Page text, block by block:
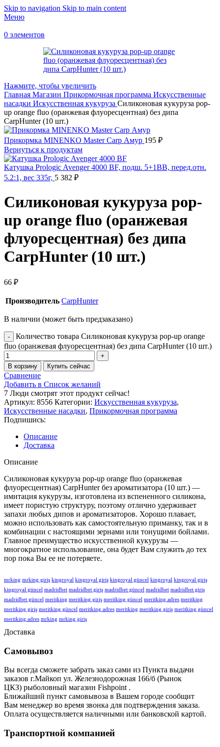
Skip to navigation Skip to main content
Меню
0 элементов
Нажмите, чтобы увеличить
Главная Магазин Прикормочная программа Искусственные
насадки Искусственная кукуруза Силиконовая кукуруза pop-
up orange fluo (оранжевая флуоресцентная) без дипа
CarpHunter (10 шт.)
Прикормка MINENKO Master Carp Амур 195 ₽
Вернуться к продуктам
Катушка Prologic Avenger 4000 BF, подш. 5+1BB, перед.отн.
5.2:1, вес 335г, 5 382 ₽
Силиконовая кукуруза pop-
up orange fluo (оранжевая
флуоресцентная) без дипа
CarpHunter (10 шт.)
66 ₽
Производитель CarpHunter
В наличии (может быть предзаказано)
Количество товара Силиконовая кукуруза pop-up orange
fluo (оранжевая флуоресцентная) без дипа CarpHunter (10 шт.)
В корзину Купить сейчас
Сравнение
Добавить в Список желаний
7 Люди смотрят этот продукт сейчас!
Артикул: 8556 Категории: Искусственная кукуруза,
Искусственные насадки, Прикормочная программа
Подпишись:
Описание
Доставка
Описание
Силиконовая кукуруза pop-up orange fluo (оранжевая
флуоресцентная) CarpHunter без ароматизатора (10 шт.) —
имитация кукурузы, изготовлена из вспененного силикона,
имеет пористую структуру, поэтому отлично удерживает
запахи любых дипов и ароматизаторов. Хорошо плавает,
можно использовать как самостоятельную приманку, так и в
комбинации с настоящими зернами или тонущими бойлами.
Главное преимущество искусственной кукурузы —
многократное использование, она будет Вам служить до тех
пор пока Вы ее не потеряете.
mrking mrking giriş kingroyal kingroyal giriş kingroyal güncel kingroyal kingroyal giriş
kingroyal güncel madridbet madridbet giriş madridbet güncel madridbet madridbet giriş
madridbet güncel meritking meritking giriş meritking güncel meritking adres meritking
meritking giriş meritking güncel meritking adres meritking meritking giriş meritking güncel
meritking adres mrking mrking giriş
Доставка
Самовывоз
Вы всегда сможете забрать заказ сами из Пункта выдачи
заказов г.Майкоп ул. Железнодорожная 166/б (Рынок
ЦКЗ) рыболовный магазин Fishpoint .
Ближайший пункт самовывоза в Вашем городе сообщит
Вам менеджер во время звонка для подтверждения заказа.
Оплата осуществляется наличными или банковской картой.
Транспортной компанией